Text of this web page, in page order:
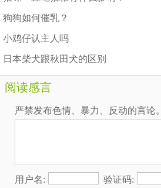
狗狗如何催乳？
小鸡仔认主人吗
日本柴犬跟秋田犬的区别
阅读感言
严禁发布色情、暴力、反动的言论。
用户名: 验证码: